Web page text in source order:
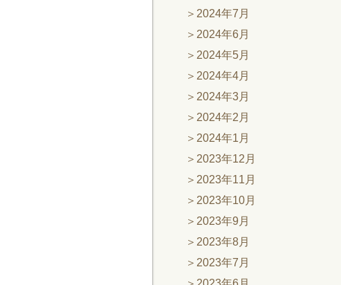
2024年7月
2024年6月
2024年5月
2024年4月
2024年3月
2024年2月
2024年1月
2023年12月
2023年11月
2023年10月
2023年9月
2023年8月
2023年7月